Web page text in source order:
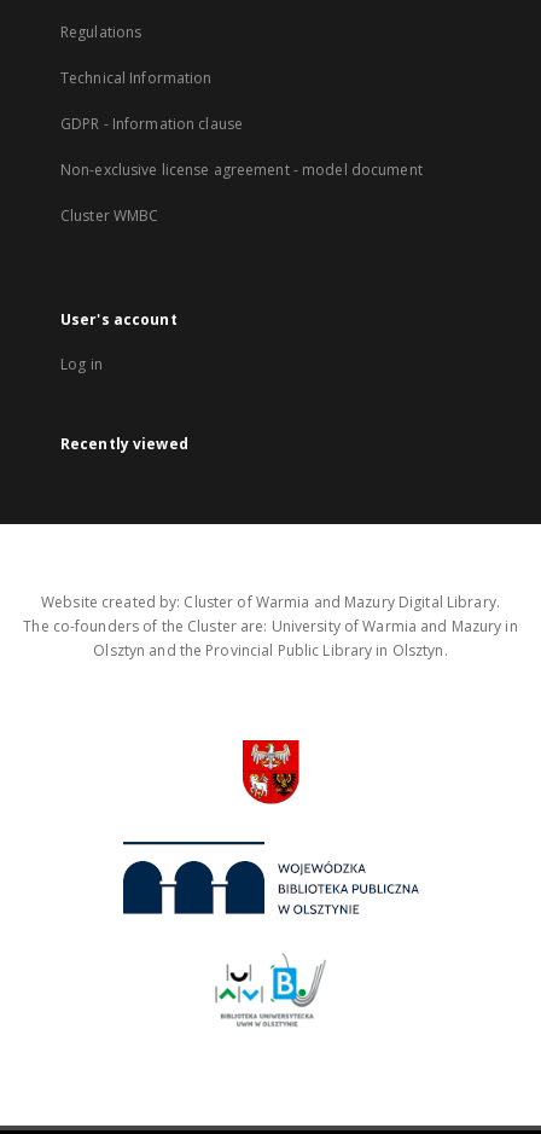
Regulations
Technical Information
GDPR - Information clause
Non-exclusive license agreement - model document
Cluster WMBC
User's account
Log in
Recently viewed
Website created by: Cluster of Warmia and Mazury Digital Library.
The co-founders of the Cluster are: University of Warmia and Mazury in
Olsztyn and the Provincial Public Library in Olsztyn.